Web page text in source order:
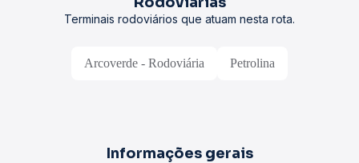
Terminais rodoviários que atuam nesta rota.
Arcoverde - Rodoviária Petrolina
Informações gerais